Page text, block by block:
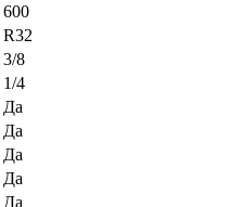
600
R32
3/8
1/4
Да
Да
Да
Да
Да